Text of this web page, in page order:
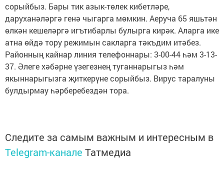
сорыйбыз. Бары тик азык-төлек кибетләре,
даруханәләргә генә чыгарга мөмкин. Аеруча 65 яшьтән
өлкән кешеләргә игътибарлы булырга кирәк. Аларга ике
атна өйдә тору режимын сакларга тәкъдим итәбез.
Районның кайнар линия телефоннары: 3-00-44 һәм 3-13-
37. Әлеге хәбәрне үзегезнең туганнарыгыз һәм
якыннарыгызга җиткерүне сорыйбыз. Вирус таралуны
булдырмау һәрберебездән тора.
Следите за самым важным и интересным в
Telegram-канале Татмедиа